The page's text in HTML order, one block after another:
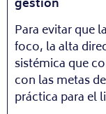
Para evitar que
foco, la alta
sistémica que
con las metas
práctica para el